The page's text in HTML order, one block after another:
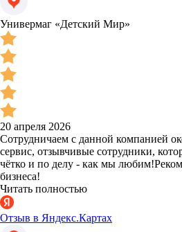
Универмаг «Детский Мир»
20 апреля 2026
Сотрудничаем с данной компанией
сервис, отзывчивые сотрудники,
чётко и по делу - как мы
бизнеса!
Читать полностью
Отзыв в Яндекс.Картах